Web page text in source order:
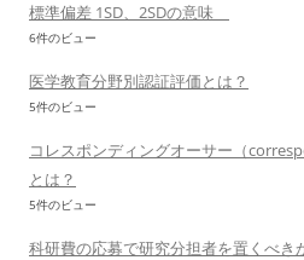
標準偏差 1SD、2SDの意味
6件のビュー
医学教育分野別認証評価とは？
5件のビュー
コレスポンディングオーサー（
とは？
5件のビュー
科研費の応募で研究分担者を置くべき